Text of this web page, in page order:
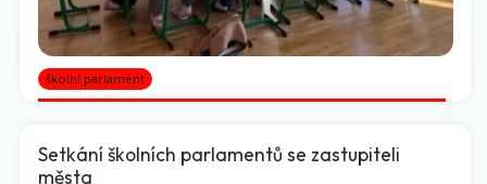
školní parlament
Setkání školních parlamentů se zastupiteli
města